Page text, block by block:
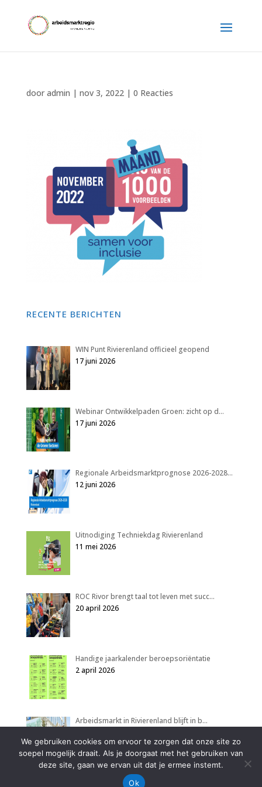
door admin | nov 3, 2022| 0 Reacties
RECENTE BERICHTEN
WIN Punt Rivierenland officieel geopend
17 juni 2026
Webinar Ontwikkelpaden Groen: zicht op d…
17 juni 2026
Regionale Arbeidsmarktprognose 2026-2028…
12 juni 2026
Uitnodiging Techniekdag Rivierenland
11 mei 2026
ROC Rivor brengt taal tot leven met succ…
20 april 2026
Handige jaarkalender beroepsoriëntatie
2 april 2026
Arbeidsmarkt in Rivierenland blijft in b…
We gebruiken cookies om ervoor te zorgen dat onze site zo
soepel mogelijk draait. Als je doorgaat met het gebruiken van
deze site, gaan we ervan uit dat je ermee instemt.
Ok